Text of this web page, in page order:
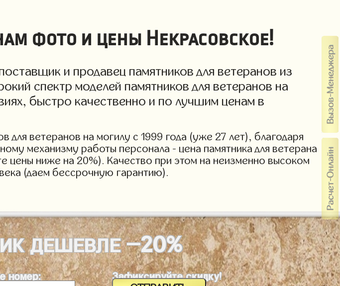
фото и цены Некрасовское!
и продавец памятников для ветеранов из
спектр моделей памятников для ветеранов на
быстро качественно и по лучшим ценам в
ветеранов на могилу с 1999 года (уже 27 лет), благодаря
механизму работы персонала - цена памятника для ветерана
цены ниже на 20%). Качество при этом на неизменно высоком
(даем бессрочную гарантию).
ДЕШЕВЛЕ-20%
номер: Зафиксируйте скидку!